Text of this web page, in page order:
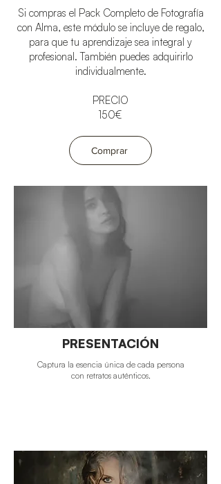
Si compras el Pack Completo de Fotografía
con Alma, este módulo se incluye de regalo,
para que tu aprendizaje sea integral y
profesional. También puedes adquirirlo
individualmente.
PRECIO
150€
Comprar
PRESENTACIÓN
Captura la esencia única de cada persona
con retratos auténticos.